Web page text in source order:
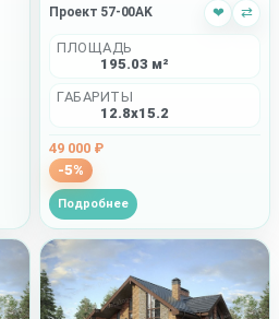
Проект 57-00AK ❤ ⇄
ПЛОЩАДЬ
195.03 м²
ГАБАРИТЫ
12.8x15.2
49 000 ₽
-5%
Подробнее